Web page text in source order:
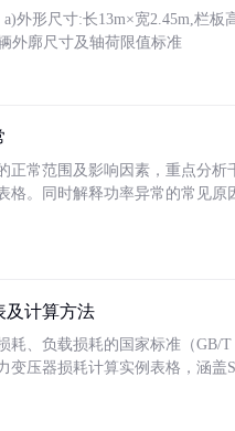
外形尺寸:长13m×宽2.45m,栏板
外廓尺寸及轴荷限值标准
正常范围及影响因素，重点分
格。同时解释功率异常的常见
及计算方法
耗、负载损耗的国家标准（GB/
变压器损耗计算实例表格，涵盖